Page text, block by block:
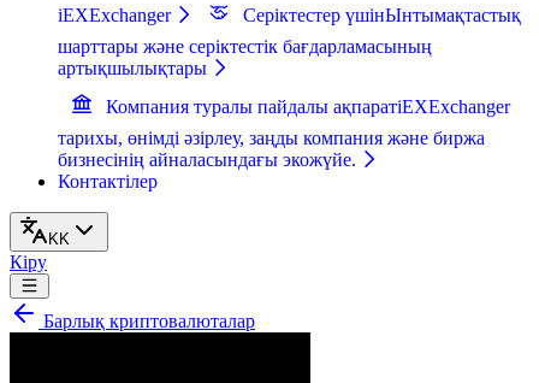
iEXExchanger
Серіктестер үшінЫнтымақтастық
шарттары және серіктестік бағдарламасының
артықшылықтары
Компания туралы пайдалы ақпаратiEXExchanger
тарихы, өнімді әзірлеу, заңды компания және биржа
бизнесінің айналасындағы экожүйе.
Контактілер
KK
Кіру
Барлық криптовалюталар